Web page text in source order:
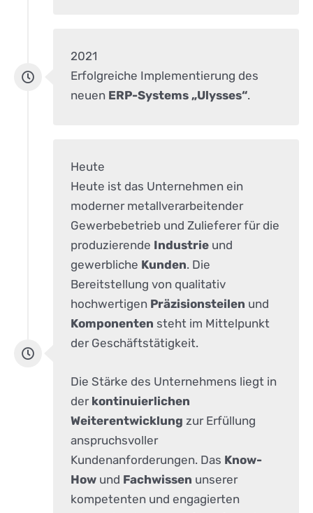
2021
Erfolgreiche Implementierung des
neuen ERP-Systems „Ulysses“.
Heute
Heute ist das Unternehmen ein
moderner metallverarbeitender
Gewerbebetrieb und Zulieferer für die
produzierende Industrie und
gewerbliche Kunden. Die
Bereitstellung von qualitativ
hochwertigen Präzisionsteilen und
Komponenten steht im Mittelpunkt
der Geschäftstätigkeit.
Die Stärke des Unternehmens liegt in
der kontinuierlichen
Weiterentwicklung zur Erfüllung
anspruchsvoller
Kundenanforderungen. Das Know-
How und Fachwissen unserer
kompetenten und engagierten